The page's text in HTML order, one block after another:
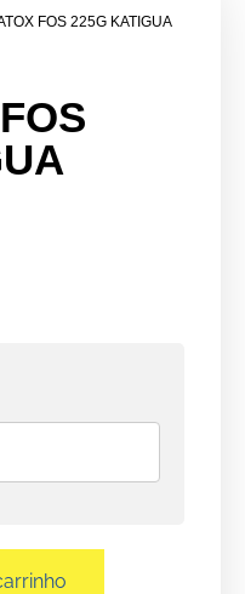
FOS 225G KATIGUA